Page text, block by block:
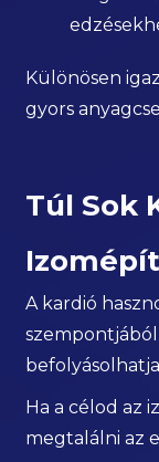
Különösen
gyors
Túl Sok
A kardió
Ha a célod az
megtalálni az